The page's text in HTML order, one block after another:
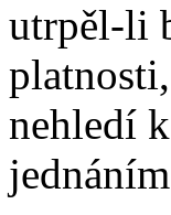
utrpěl-li
nehledí